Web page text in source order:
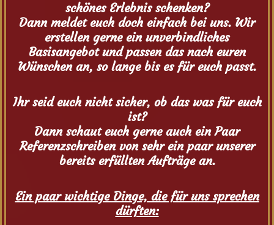
schönes Erlebnis schenken?
Dann meldet euch doch einfach bei uns. Wir
erstellen gerne ein unverbindliches
Basisangebot und passen das nach euren
Wünschen an, so lange bis es für euch passt.
Ihr seid euch nicht sicher, ob das was für euch
ist?
Dann schaut euch gerne auch ein Paar
Referenzschreiben von sehr ein paar unserer
bereits erfüllten Aufträge an.
Ein paar wichtige Dinge, die für uns sprechen
dürften: